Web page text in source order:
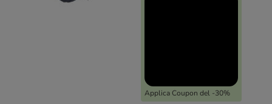
Applica Coupon del -30%